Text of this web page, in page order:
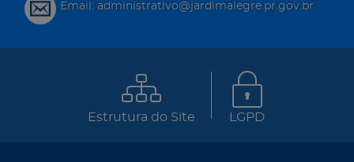
Email: administrativo@jardimalegre.pr.gov.br
Estrutura do Site LGPD